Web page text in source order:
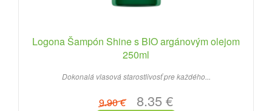
Logona Šampón Shine s BIO argánovým olejom
250ml
Dokonalá vlasová starostlivosť pre každého...
9.90 €8.35 €